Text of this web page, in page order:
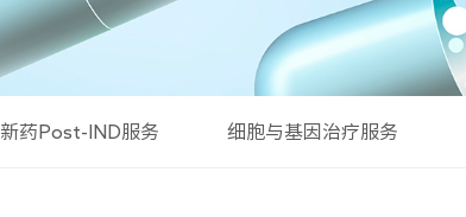
新药Post-IND服务 细胞与基因治疗服务